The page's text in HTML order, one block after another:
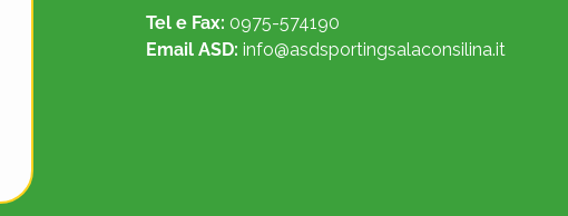
Tel e Fax: 0975-574190
Email ASD: info@asdsportingsalaconsilina.it